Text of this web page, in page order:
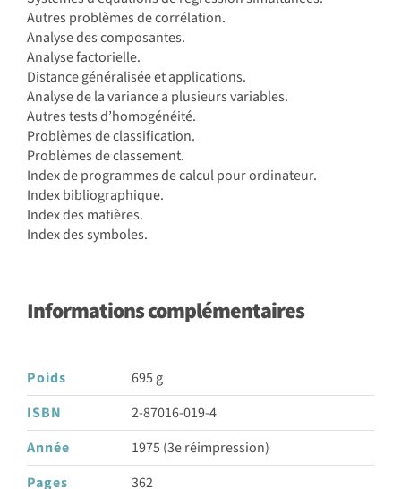
Autres problèmes de corrélation.
Analyse des composantes.
Analyse factorielle.
Distance généralisée et applications.
Analyse de la variance a plusieurs variables.
Autres tests d’homogénéité.
Problèmes de classification.
Problèmes de classement.
Index de programmes de calcul pour ordinateur.
Index bibliographique.
Index des matières.
Index des symboles.
Informations complémentaires
Poids
695 g
ISBN
2-87016-019-4
Année
1975 (3e réimpression)
Pages
362